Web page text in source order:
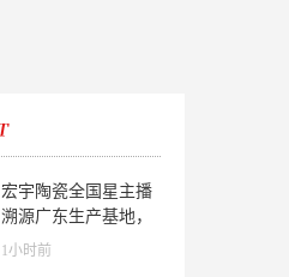
宏宇陶瓷全国星主播
溯源广东生产基地，
进阶ROI长效变现新
1小时前